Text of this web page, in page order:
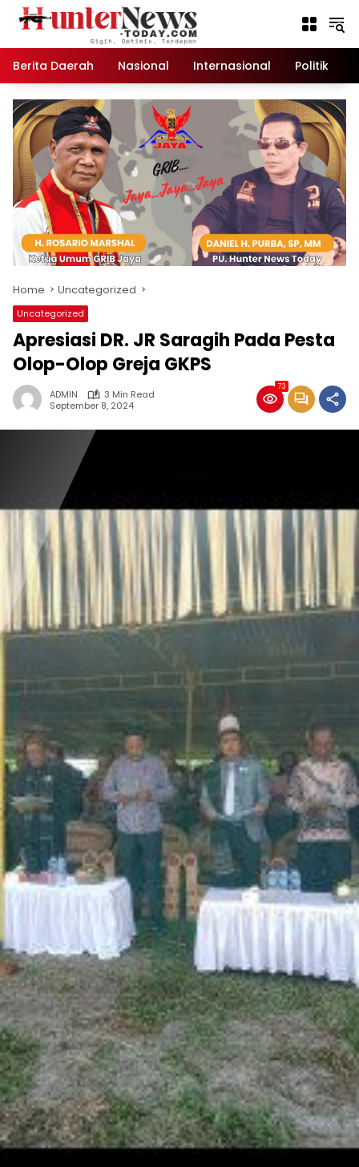
Berita Daerah
Nasional Internasional Politik
Home Uncategorized
Uncategorized
Apresiasi DR. JR Saragih Pada Pesta
Olop-Olop Greja GKPS
ADMIN
3 Min Read
September 8, 2024
73